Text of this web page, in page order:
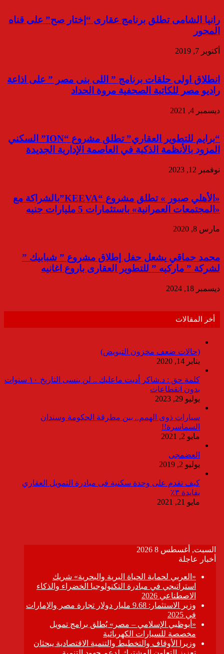
رانيا الشامى تطلق برنامج عقارى “إختار صح” على قناه
المحور
أكتوبر 7, 2019
انطلاق اولى حلقات برنامج ” اللى بنى مصر ” على اذاعة
راديو مصر للكاتبة الصحفية مروة الحداد
ديسمبر 4, 2021
“برايم للتطوير العقاري” تطلق مشروع “ION” السكني
المزود بالأنظمة الذكية في العاصمة الإدارية الجديدة
نوفمبر 12, 2023
«الأهلي صبور » تطلق مشروع “KEEVA”بالشراكة مع
«المجتمعات العمرانية» باستثمارات 5 مليارات جنيه
مارس 8, 2020
محمد حماقي يشعل حفل إطلاق مشروع ” شبابيك ”
لشركة ” ماركيه ” للتطوير العقارى باروع اغانيه
ديسمبر 18, 2024
أخر المقالات
(حالات ضعف مخزون التبويض)
يناير 14, 2020
كلمة حق : د.شاكر أديت ماعليك .. لن ينسى التاريخ ١٠ سنوات
بدون انقطاعات
يوليو 29, 2023
سيارات ذوى الهمم.. بين مطرقة الحكومة وسندان
السماسرة!!
مايو 2, 2021
العضمجى
يوليو 2, 2019
كيف تقدم على وحدة سكنية فى مبادرة التمويل العقاري
بفايدة ٣٪
مايو 21, 2021